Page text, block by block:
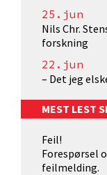
25.jun
Nils Chr.
forskning
22.jun
– Det jeg
MEST LEST
Feil!
Forespørsel
feilmelding.